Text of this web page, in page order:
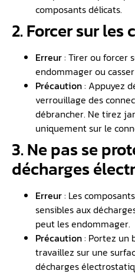
composants délicats.
2. Forcer sur les
Erreur: Tirer ou forcer
endommager ou
Précaution: Appuyez
verrouillage des
débrancher. Ne tirez
uniquement sur le
3. Ne pas se
décharges
Erreur: Les
sensibles aux
peut les endommager.
Précaution: Portez un
travaillez sur une
décharges